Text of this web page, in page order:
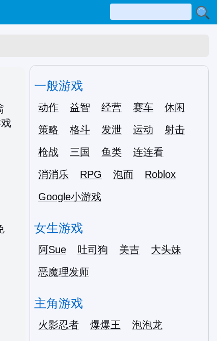
一般游戏
动作 益智 经营 赛车
休闲
策略
格斗 发泄 运动
射击
枪战
三国 鱼类
连连看
消消乐
RPG 泡面
Roblox
Google小游戏
女生游戏
阿Sue 吐司狗 美吉
大头妹
恶魔理发师
主角游戏
火影忍者 爆爆王
泡泡龙